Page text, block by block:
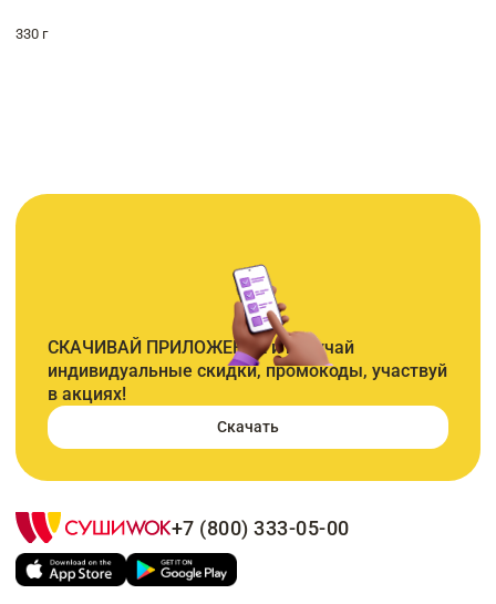
330 г
СКАЧИВАЙ ПРИЛОЖЕНИЕ и получай
индивидуальные скидки, промокоды, участвуй
в акциях!
Скачать
+7 (800) 333-05-00